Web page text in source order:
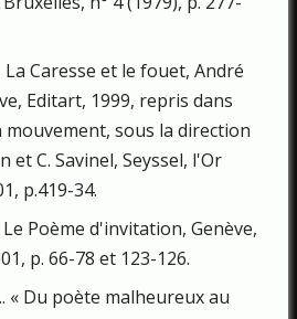
La Caresse et le fouet, André
Editart, 1999, repris dans
sous la direction
et C. Savinel, Seyssel, l'Or
p.419-34.
Poème d'invitation, Genève,
p. 66-78 et 123-126.
« Du poète malheureux au